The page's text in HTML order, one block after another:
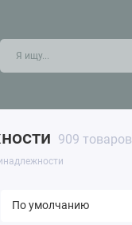
909 товаров